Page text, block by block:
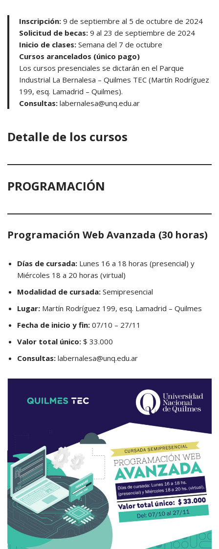
Inscripción: 9 de septiembre al 5 de octubre de 2024
Solicitud de becas: 9 al 23 de septiembre de 2024
Inicio de clases: Semana del 7 de octubre
Cursos arancelados (único pago)
Los cursos presenciales se dictarán en el Parque
Industrial La Bernalesa – Quilmes TEC (Martín Rodríguez
199, esq. Lamadrid – Quilmes).
Consultas: labernalesa@unq.edu.ar
Detalle de los cursos
PROGRAMACIÓN
Programación Web Avanzada (30 horas)
Días de cursada: Lunes 16 a 18 horas (presencial) y
Miércoles 18 a 20 horas (virtual)
Modalidad de cursada: Semipresencial
Lugar: Martín Rodríguez 199, esq. Lamadrid – Quilmes
Fecha de inicio y fin: 07/10 – 27/11
Valor total único: $ 33.000
Consultas: labernalesa@unq.edu.ar